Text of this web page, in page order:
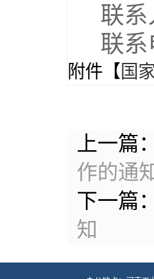
联系
联系
附件【 国
上一篇：
作的通
下一篇：
知